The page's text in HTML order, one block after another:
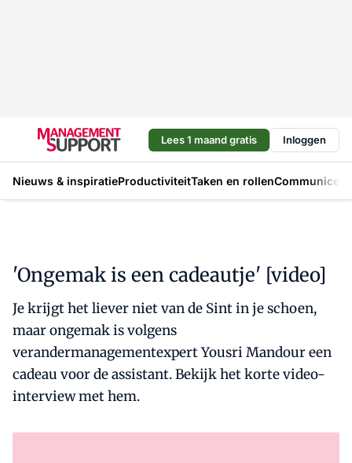
Lees 1 maand gratis Inloggen
Nieuws & inspiratieProductiviteitTaken en rollen
'Ongemak is een cadeautje' [video]
Je krijgt het liever niet van de Sint in je schoen,
maar ongemak is volgens
verandermanagementexpert Yousri Mandour een
cadeau voor de assistant. Bekijk het korte video-
interview met hem.